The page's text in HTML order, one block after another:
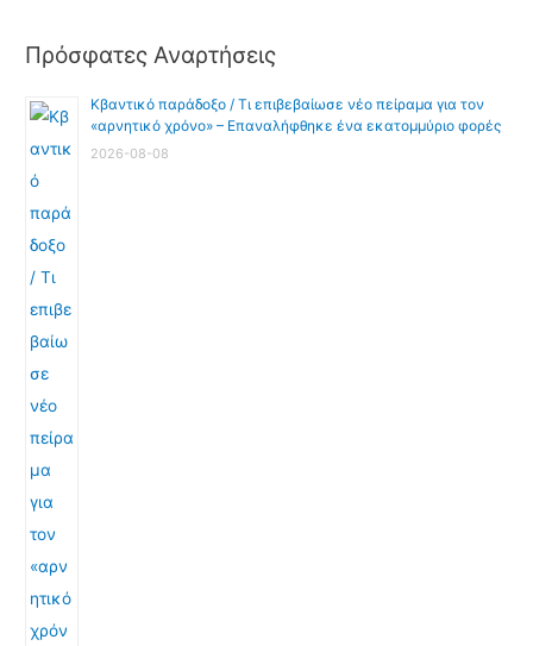
Πρόσφατες Αναρτήσεις
Κβαντικό παράδοξο / Τι επιβεβαίωσε νέο πείραμα για τον
«αρνητικό χρόνο» – Επαναλήφθηκε ένα εκατομμύριο φορές
2026-08-08